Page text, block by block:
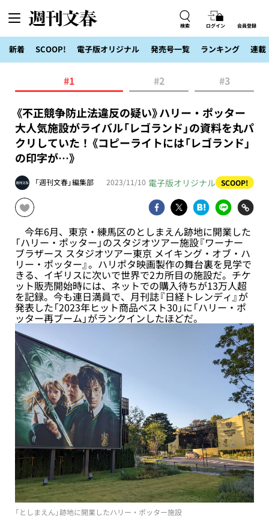
検索 ログイン 会員登録
新着 SCOOP! 電子版オリジナル 発売号一覧 ランキング 連載
#1 #2 #3
《不正競争防止法違反の疑い》ハリー・ポッター
大人気施設がライバル「レゴランド」の資料を丸パ
クリしていた！《コピーライトには「レゴランド」
の印字が…》
「週刊文春」編集部 2023/11/10 電子版オリジナル SCOOP!
今年6月、東京・練馬区のとしまえん跡地に開業した
「ハリー・ポッター」のスタジオツアー施設『ワーナー
ブラザース スタジオツアー東京 メイキング・オブ・ハ
リー・ポッター』。ハリポタ映画製作の舞台裏を見学で
きる、イギリスに次いで世界で2カ所目の施設だ。チケ
ット販売開始時には、ネットでの購入待ちが13万人超
を記録。今も連日満員で、月刊誌『日経トレンディ』が
発表した「2023年ヒット商品ベスト30」に「ハリー・ポ
ッター再ブーム」がランクインしたほどだ。
「としまえん」跡地に開業したハリー・ポッター施設